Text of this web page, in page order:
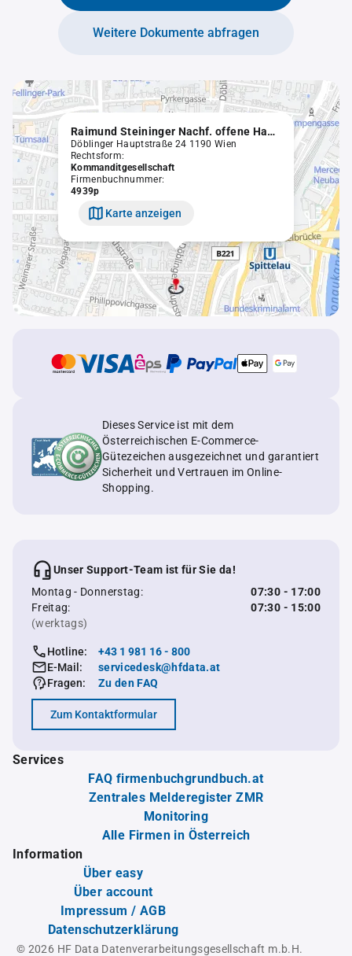
Weitere Dokumente abfragen
Raimund Steininger Nachf. offene Handelsgesellschaft
Döblinger Hauptstraße 24 1190 Wien
Rechtsform:
Kommanditgesellschaft
Firmenbuchnummer:
4939p
Karte anzeigen
Dieses Service ist mit dem
Österreichischen E-Commerce-
Gütezeichen ausgezeichnet und garantiert
Sicherheit und Vertrauen im Online-
Shopping.
Unser Support-Team ist für Sie da!
Montag - Donnerstag:
07:30 - 17:00
Freitag:
07:30 - 15:00
(werktags)
Hotline:
+43 1 981 16 - 800
E-Mail:
servicedesk@hfdata.at
Fragen:
Zu den FAQ
Zum Kontaktformular
Services
FAQ firmenbuchgrundbuch.at
Zentrales Melderegister ZMR
Monitoring
Alle Firmen in Österreich
Information
Über easy
Über account
Impressum / AGB
Datenschutzerklärung
© 2026 HF Data Datenverarbeitungsgesellschaft m.b.H.